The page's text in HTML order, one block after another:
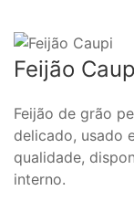
Feijão
Feijão de grão
delicado, usado
qualidade,
interno.